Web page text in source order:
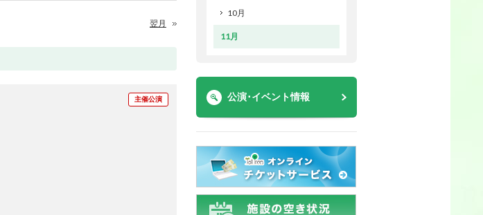
翌月
主催公演
10月
11月
公演･イベント情報